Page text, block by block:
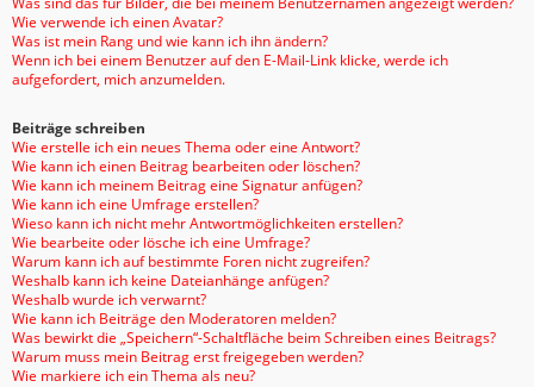
Wie verwende ich einen Avatar?
Was ist mein Rang und wie kann ich ihn ändern?
Wenn ich bei einem Benutzer auf den E-Mail-Link klicke, werde ich
aufgefordert, mich anzumelden.
Beiträge schreiben
Wie erstelle ich ein neues Thema oder eine Antwort?
Wie kann ich einen Beitrag bearbeiten oder löschen?
Wie kann ich meinem Beitrag eine Signatur anfügen?
Wie kann ich eine Umfrage erstellen?
Wieso kann ich nicht mehr Antwortmöglichkeiten erstellen?
Wie bearbeite oder lösche ich eine Umfrage?
Warum kann ich auf bestimmte Foren nicht zugreifen?
Weshalb kann ich keine Dateianhänge anfügen?
Weshalb wurde ich verwarnt?
Wie kann ich Beiträge den Moderatoren melden?
Was bewirkt die „Speichern“-Schaltfläche beim Schreiben eines Beitrags?
Warum muss mein Beitrag erst freigegeben werden?
Wie markiere ich ein Thema als neu?